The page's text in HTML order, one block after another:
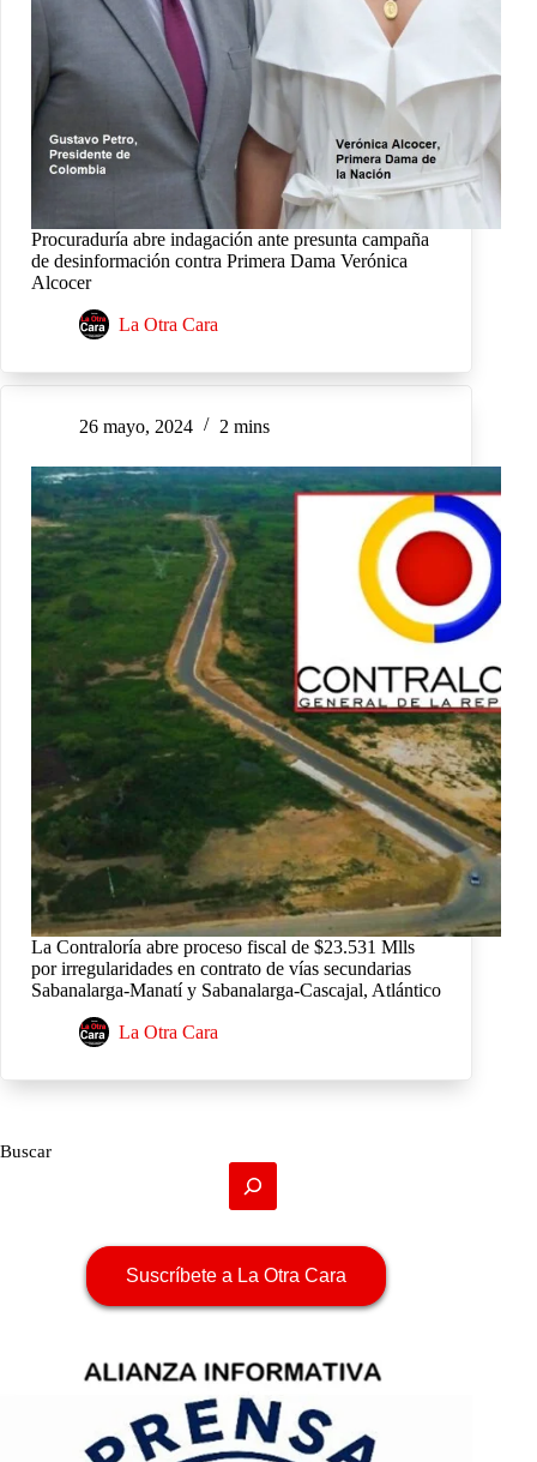
Procuraduría abre indagación ante presunta campaña
de desinformación contra Primera Dama Verónica
Alcocer
La Otra Cara
26 mayo, 2024 2 mins
La Contraloría abre proceso fiscal de $23.531 Mlls
por irregularidades en contrato de vías secundarias
Sabanalarga-Manatí y Sabanalarga-Cascajal, Atlántico
La Otra Cara
Buscar
Suscríbete a La Otra Cara